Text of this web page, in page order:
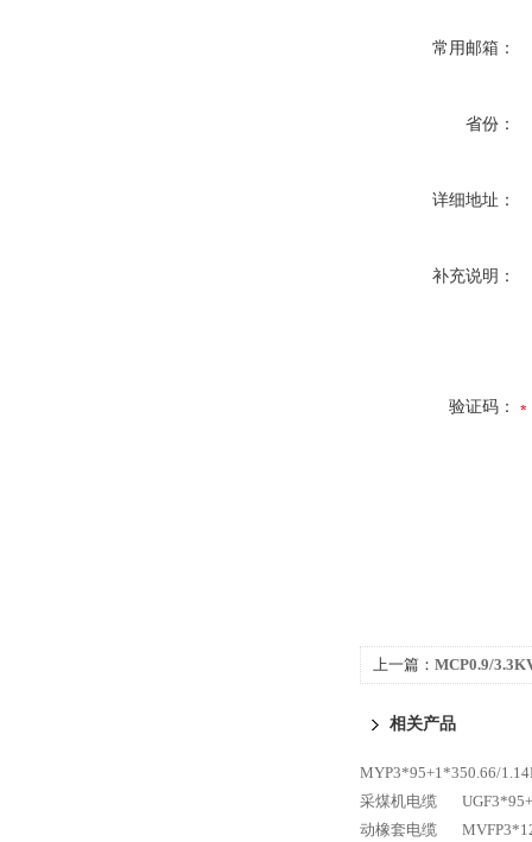
常用邮箱：
省份：
详细地址：
补充说明：
验证码：
上一篇： MCP0.9/
相关产品
MYP3*95+1*350.66/
采煤机电缆
动橡套电缆